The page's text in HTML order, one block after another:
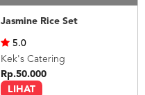
Jasmine Rice Set
LIHAT
5.0
Kek's Catering
Rp.50.000